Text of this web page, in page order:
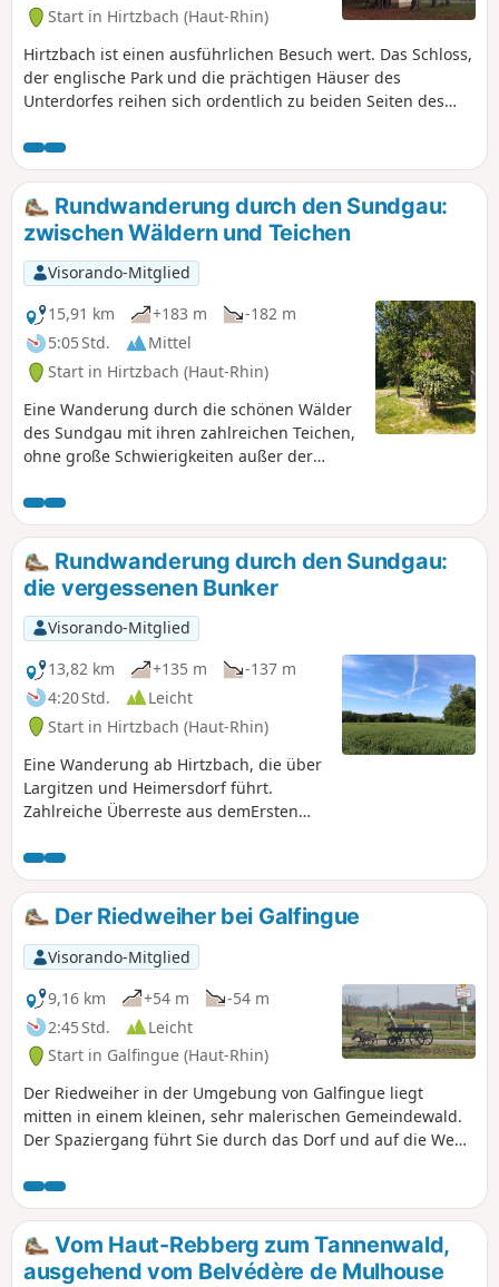
Start in Hirtzbach (Haut-Rhin)
Hirtzbach ist einen ausführlichen Besuch wert. Das Schloss,
der englische Park und die prächtigen Häuser des
Unterdorfes reihen sich ordentlich zu beiden Seiten des
mit Blumen geschmückt sind. Unterwegs führt ein Ausflug
durch Felder und Wälder zu der Stelle, an der einst das
Dorf Sankt-Glückern stand, und zum Landfürstenweyer,
dem Teich der Fürsten, dessen Wasser still daliegt.
Rundwanderung durch den Sundgau:
zwischen Wäldern und Teichen
Visorando-Mitglied
15,91 km
+183 m
-182 m
5:05 Std.
Mittel
Start in Hirtzbach (Haut-Rhin)
Eine Wanderung durch die schönen Wälder
des Sundgau mit ihren zahlreichen Teichen,
ohne große Schwierigkeiten außer der
gibt es zahlreiche Plätze, an denen Sie eine
kleine Mahlzeit einnehmen können.
Rundwanderung durch den Sundgau:
die vergessenen Bunker
Visorando-Mitglied
13,82 km
+135 m
-137 m
4:20 Std.
Leicht
Start in Hirtzbach (Haut-Rhin)
Eine Wanderung ab Hirtzbach, die über
Largitzen und Heimersdorf führt.
Zahlreiche Überreste aus demErsten
Der Riedweiher bei Galfingue
Visorando-Mitglied
9,16 km
+54 m
-54 m
2:45 Std.
Leicht
Start in Galfingue (Haut-Rhin)
Der Riedweiher in der Umgebung von Galfingue liegt
mitten in einem kleinen, sehr malerischen Gemeindewald.
Der Spaziergang führt Sie durch das Dorf und auf die Wege
Vosgien markiert sind, empfehle ich Ihnen, zusätzlich zur
Beschreibung die Wegbeschreibung zu nutzen.
Vom Haut-Rebberg zum Tannenwald,
ausgehend vom Belvédère de Mulhouse